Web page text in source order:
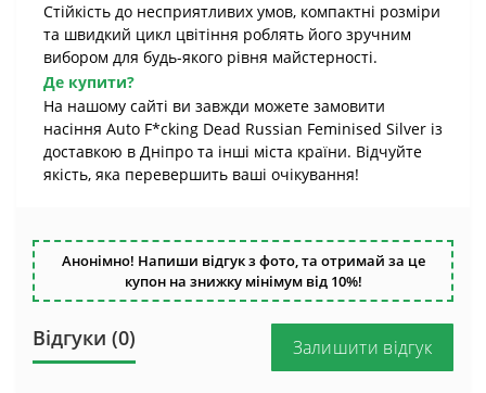
Стійкість до несприятливих умов, компактні розміри
та швидкий цикл цвітіння роблять його зручним
вибором для будь-якого рівня майстерності.
Де купити?
На нашому сайті ви завжди можете замовити
насіння Auto F*cking Dead Russian Feminised Silver із
доставкою в Дніпро та інші міста країни. Відчуйте
якість, яка перевершить ваші очікування!
Анонімно! Напиши відгук з фото, та отримай за це
купон на знижку мінімум від 10%!
Відгуки (0) Залишити відгук